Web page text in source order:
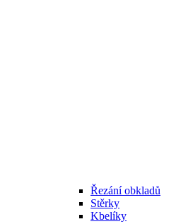
Řezání obkladů
Stěrky
Kbelíky